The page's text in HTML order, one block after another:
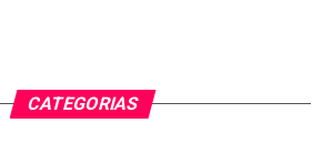
CATEGORIAS